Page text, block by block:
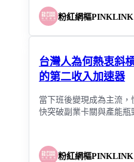
粉紅網樞PINKLINK
台灣人為何熱衷斜
的第二收入加速器
當下班後變現成為主流
快突破副業卡關與產能瓶
粉紅網樞PINKLINK